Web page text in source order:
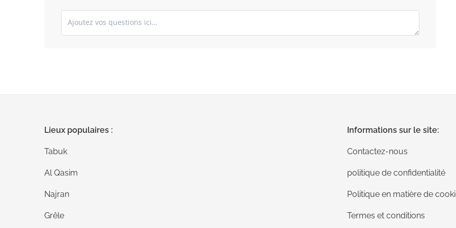
Lieux populaires :
Tabuk
Al Qasim
Najran
Grêle
Informations sur le site:
Contactez-nous
politique de confidentialité
Politique en matière de
Termes et conditions